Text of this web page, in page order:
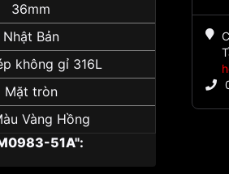
36mm
Nhật Bản
không gỉ 316L
Mặt tròn
Vàng Hồng
51A":